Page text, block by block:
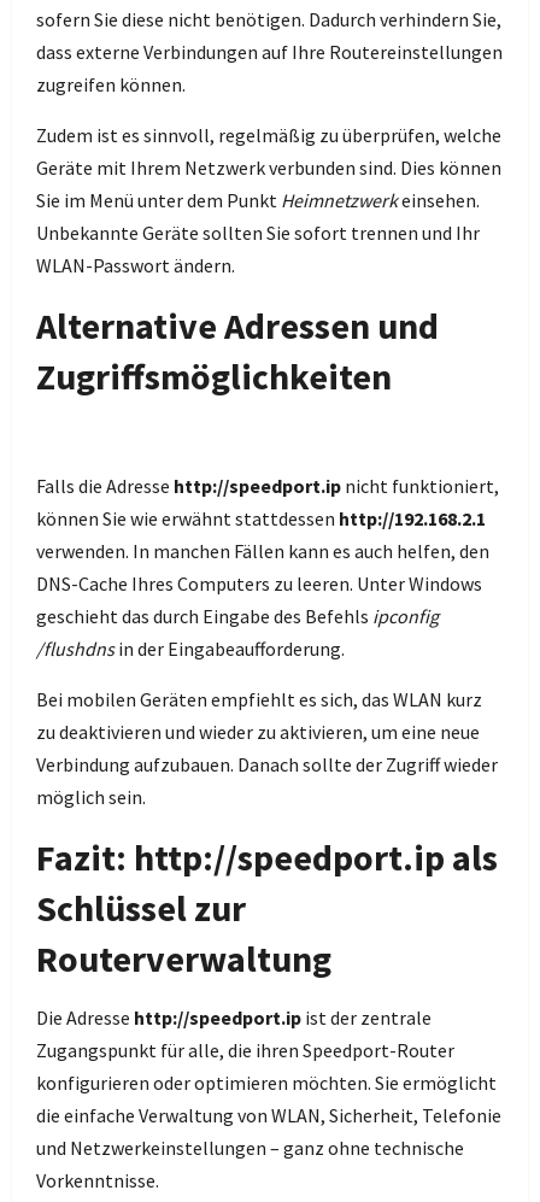
sofern Sie diese nicht benötigen. Dadurch verhindern Sie,
dass externe Verbindungen auf Ihre Routereinstellungen
zugreifen können.
Zudem ist es sinnvoll, regelmäßig zu überprüfen, welche
Geräte mit Ihrem Netzwerk verbunden sind. Dies können
Sie im Menü unter dem Punkt Heimnetzwerkeinsehen.
Unbekannte Geräte sollten Sie sofort trennen und Ihr
WLAN-Passwort ändern.
Alternative Adressen und
Zugriffsmöglichkeiten
Falls die Adresse http://speedport.ip nicht funktioniert,
können Sie wie erwähnt stattdessen http://192.168.2.1
verwenden. In manchen Fällen kann es auch helfen, den
DNS-Cache Ihres Computers zu leeren. Unter Windows
geschieht das durch Eingabe des Befehls ipconfig
/flushdnsin der Eingabeaufforderung.
Bei mobilen Geräten empfiehlt es sich, das WLAN kurz
zu deaktivieren und wieder zu aktivieren, um eine neue
Verbindung aufzubauen. Danach sollte der Zugriff wieder
möglich sein.
Fazit: http://speedport.ip als
Schlüssel zur
Routerverwaltung
Die Adresse http://speedport.ip ist der zentrale
Zugangspunkt für alle, die ihren Speedport-Router
konfigurieren oder optimieren möchten. Sie ermöglicht
die einfache Verwaltung von WLAN, Sicherheit, Telefonie
und Netzwerkeinstellungen – ganz ohne technische
Vorkenntnisse.